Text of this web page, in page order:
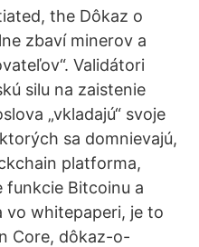
the Dôkaz o
zbaví minerov a
Validátori
silu na zaistenie
„vkladajú“ svoje
sa domnievajú,
platforma,
funkcie Bitcoinu a
vo whitepaperi, je to
Core, dôkaz-o-